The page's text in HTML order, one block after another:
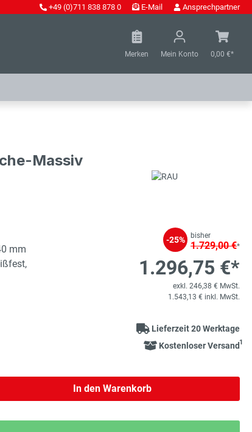
+49 (0)711 838 878 0 E-Mail Ansprechpartner
Merken Mein Konto 0,00 €*
Massiv
mm
-25% bisher
1.729,00 €*
1.296,75 €*
exkl. 246,38 € MwSt.
1.543,13 € inkl. MwSt.
Lieferzeit 20 Werktage
Kostenloser Versand1
gewünschten Wert ein oder
In den Warenkorb